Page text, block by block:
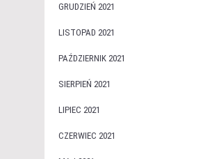
GRUDZIEŃ 2021
LISTOPAD 2021
PAŹDZIERNIK 2021
SIERPIEŃ 2021
LIPIEC 2021
CZERWIEC 2021